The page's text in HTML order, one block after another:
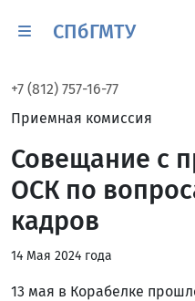
СПбГМТУ
+7 (812) 757-16-77
Приемная комиссия
Совещание с
ОСК по
кадров
14 Мая 2024 года
13 мая в Корабелке